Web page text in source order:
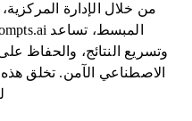
من خلال الإدارة
وتسريع النتائج، والحفاظ
الاصطناعي الآمن. تخلق هذه